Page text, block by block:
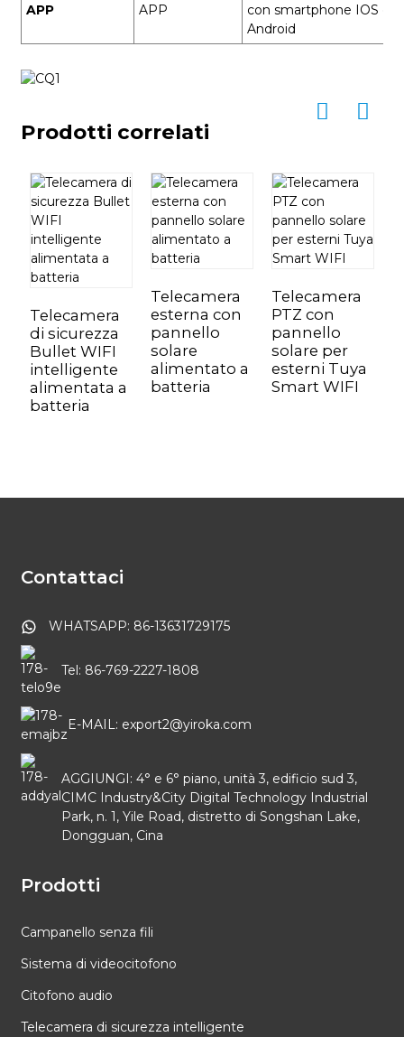
APP APP
con smartphone IOS e
Android
Prodotti correlati
Telecamera
di sicurezza
Bullet WIFI
intelligente
alimentata a
batteria
Telecamera
esterna con
pannello
solare
alimentato a
batteria
Telecamera
PTZ con
pannello
solare per
esterni Tuya
Smart WIFI
Contattaci
WHATSAPP: 86-13631729175
Tel: 86-769-2227-1808
E-MAIL: export2@yiroka.com
AGGIUNGI: 4° e 6° piano, unità 3, edificio sud 3,
CIMC Industry&City Digital Technology Industrial
Park, n. 1, Yile Road, distretto di Songshan Lake,
Dongguan, Cina
Prodotti
Campanello senza fili
Sistema di videocitofono
Citofono audio
Telecamera di sicurezza intelligente